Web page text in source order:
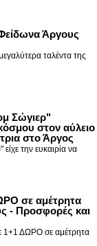
Άργους
ταλέντα της
Σώγιερ"
στον αύλειο
στο Άργος
την ευκαιρία να
σε αμέτρητα
- Προσφορές και
1+1 ΔΩΡΟ σε αμέτρητα